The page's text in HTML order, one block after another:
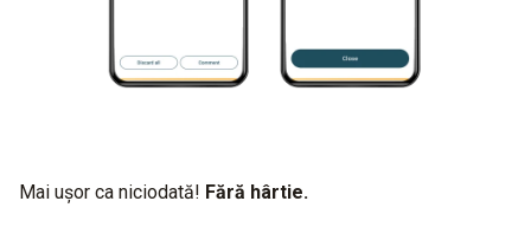
Mai ușor ca niciodată! Fără hârtie.